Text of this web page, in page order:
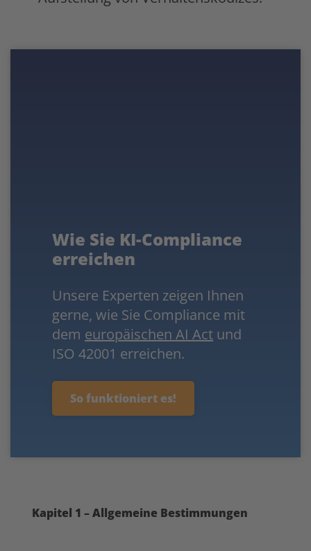
Wie Sie KI-Compliance
erreichen
Unsere Experten zeigen Ihnen
gerne, wie Sie Compliance mit
dem europäischen AI Act und
ISO 42001 erreichen.
So funktioniert es!
Kapitel 1 – Allgemeine Bestimmungen